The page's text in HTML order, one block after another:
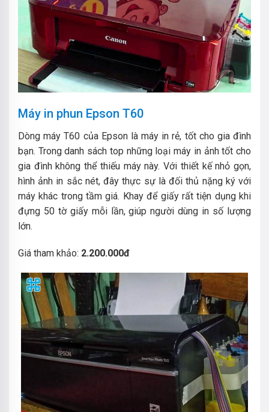
Máy in phun Epson T60
Dòng máy T60 của Epson là máy in rẻ, tốt cho gia đình
bạn. Trong danh sách top những loại máy in ảnh tốt cho
gia đình không thể thiếu máy này.Với thiết kế nhỏ gọn,
hình ảnh in sắc nét, đây thực sự là đối thủ nặng ký với
máy khác trong tầm giá. Khay để giấy rất tiện dụng khi
đựng 50 tờ giấy mỗi lần, giúp người dùng in số lượng
lớn.
Giá tham khảo: 2.200.000đ